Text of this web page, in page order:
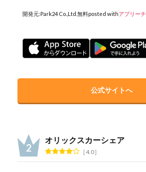
開発元:Park24 Co.,Ltd. 無料posted withアプリーチ
公式サイトへ
オリックスカーシェア
4.0